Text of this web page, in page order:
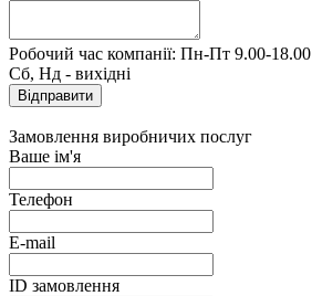
Робочий час компанії: Пн-Пт 9.00-18.00
Сб, Нд - вихідні
Замовлення виробничих послуг
Ваше ім'я
Телефон
E-mail
ID замовлення